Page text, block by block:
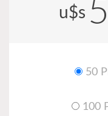
u$s
50
100